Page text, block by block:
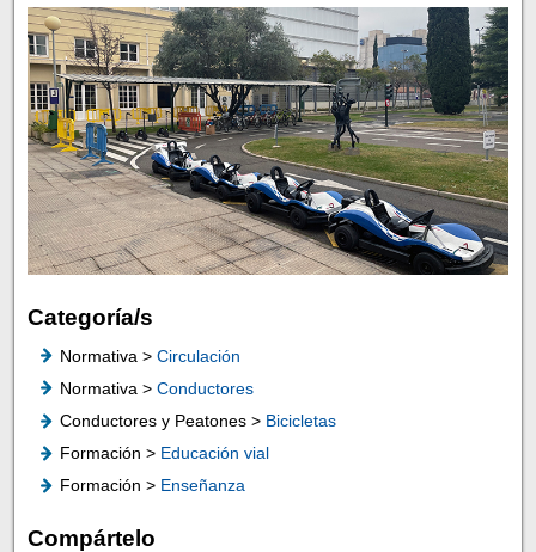
Categoría/s
Normativa > Circulación
Normativa > Conductores
Conductores y Peatones > Bicicletas
Formación > Educación vial
Formación > Enseñanza
Compártelo